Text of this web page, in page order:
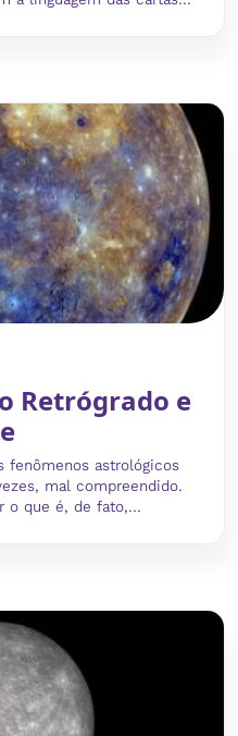
Retrógrado e
fenômenos astrológicos
mal compreendido.
o que é, de fato,...